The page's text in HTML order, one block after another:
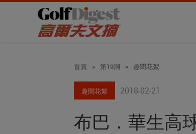
首頁 » 第19洞 » 趣聞花絮
趣聞花絮 2018-02-21
布巴．華生高